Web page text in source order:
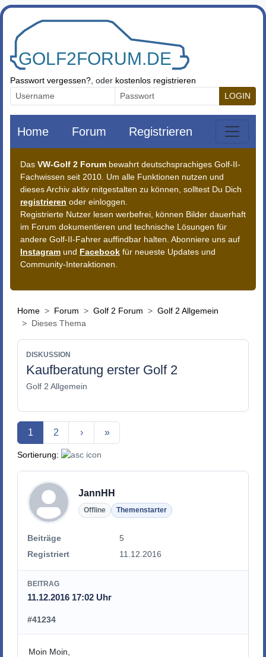
Zum Inhalt springen
Passwort vergessen? , oder kostenlos registrieren
LOGIN
Home Forum Registrieren
Das VW-Golf 2 Forum bewahrt deutschsprachiges Golf-II-
Fachwissen seit 2010. Um alle Funktionen nutzen und
dieses Archiv aktiv mitgestalten zu können, solltest Du Dich
registrieren oder einloggen.
Registrierte Nutzer lesen werbefrei, können Bilder dauerhaft
im Forum dokumentieren und technische Lösungen für
andere Golf-II-Fahrer auffindbar halten. Abonniere uns auf
Instagram und Facebook für neueste Updates und
Community-Interaktionen.
Home Forum Golf 2 Forum
Golf 2 Allgemein
Dieses Thema
DISKUSSION
Kaufberatung erster Golf 2
Golf 2 Allgemein
Aktuelle Seite
1 2 › »
Sortierung:
JannHH
Offline Themenstarter
Beiträge
5
Registriert
11.12.2016
BEITRAG
11.12.2016 17:02 Uhr
#41234
Moin Moin,